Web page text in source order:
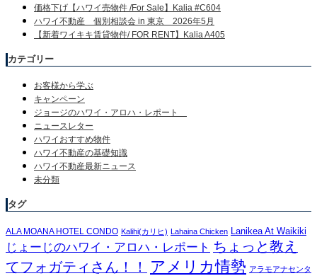
価格下げ【ハワイ売物件 /For Sale】Kalia #C604
ハワイ不動産 個別相談会 in 東京 2026年5月
【新着ワイキキ賃貸物件/ FOR RENT】Kalia A405
カテゴリー
お客様から学ぶ
キャンペーン
ジョージのハワイ・アロハ・レポート
ニュースレター
ハワイおすすめ物件
ハワイ不動産の基礎知識
ハワイ不動産最新ニュース
未分類
タグ
ALA MOANA HOTEL CONDO Kalihi(カリヒ) Lahaina Chicken Lanikea At Waikiki
じょーじのハワイ・アロハ・レポート ちょっと教え
てフォガティさん！！
アメリカ情勢 アラモアナセンタ